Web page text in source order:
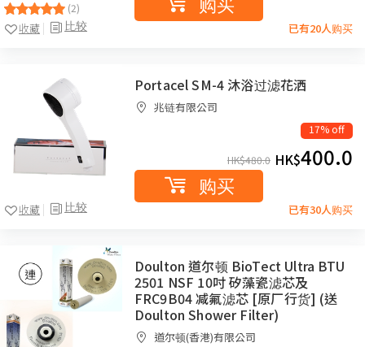
(2)
比较
收藏 已有20人购买
比较
收藏
Portacel SM-4 沐浴过滤花洒
兆链有限公司
17% off
HK$480.0 HK$400.0
购买
已有30人购买
Doulton 道尔顿 BioTect Ultra BTU
2501 NSF 10吋 矽藻瓷滤芯及
FRC9B04 减氟滤芯 [原厂行货] (送
Doulton Shower Filter)
道尔顿(香港)有限公司